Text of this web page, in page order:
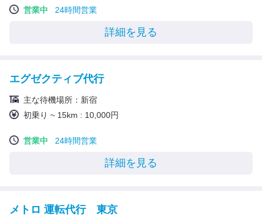
営業中
24時間営業
詳細を見る
エグゼクティブ代行
主な待機場所：新宿
初乗り ~ 15km : 10,000円
営業中 24時間営業
詳細を見る
メトロ 運転代行 東京